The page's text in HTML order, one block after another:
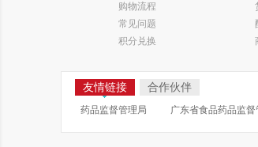
购物流程
常见问题
积分兑换
友情链接 合作伙伴
药品监督管理局 广东省食品药品监督